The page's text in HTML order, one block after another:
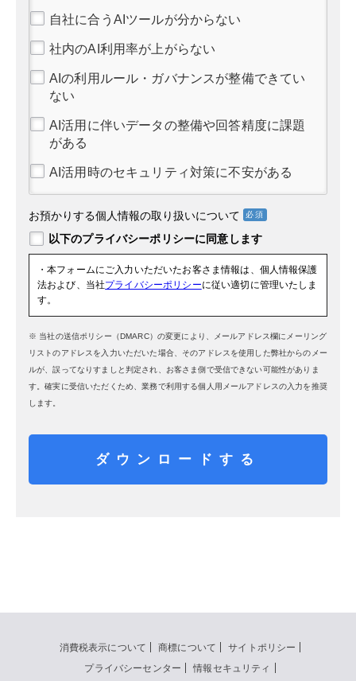
自社に合うAIツールが分からない
社内のAI利用率が上がらない
AIの利用ルール・ガバナンスが整備できてい
ない
AI活用に伴いデータの整備や回答精度に課題
がある
AI活用時のセキュリティ対策に不安がある
お預かりする個人情報の取り扱いについて
・本フォームにご入力いただいたお客さま情報は、個人情報保護
法および、当社プライバシーポリシーに従い適切に管理いたしま
す。
※ 当社の送信ポリシー（DMARC）の変更により、メールアドレス欄にメーリング
リストのアドレスを入力いただいた場合、そのアドレスを使用した弊社からのメー
ルが、誤ってなりすましと判定され、お客さま側で受信できない可能性がありま
す。確実に受信いただくため、業務で利用する個人用メールアドレスの入力を推奨
します。
ダウンロードする
消費税表示について 商標について
サイトポリシー
プライバシーセンター
情報セキュリティ